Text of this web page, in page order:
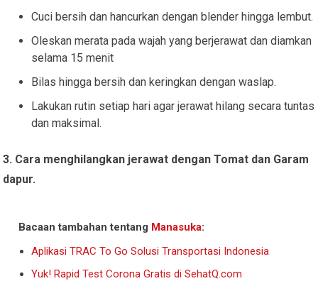
Cuci bersih dan hancurkan dengan blender hingga lembut.
Oleskan merata pada wajah yang berjerawat dan diamkan
selama 15 menit
Bilas hingga bersih dan keringkan dengan waslap.
Lakukan rutin setiap hari agar jerawat hilang secara tuntas
dan maksimal.
3. Cara menghilangkan jerawat dengan Tomat dan Garam
dapur.
Bacaan tambahan tentang Manasuka:
Aplikasi TRAC To Go Solusi Transportasi Indonesia
Yuk! Rapid Test Corona Gratis di SehatQ.com